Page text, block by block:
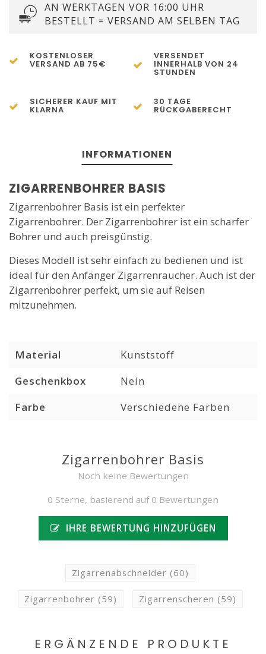
AN WERKTAGEN VOR 16:00 UHR
BESTELLT = VERSAND AM SELBEN TAG
KOSTENLOSER
VERSAND AB 75€
VERSENDET
INNERHALB VON 24
STUNDEN
SICHERER KAUF MIT
KLARNA
30 TAGE
RÜCKGABERECHT
INFORMATIONEN
ZIGARRENBOHRER BASIS
Zigarrenbohrer Basis ist ein perfekter
Zigarrenbohrer. Der Zigarrenbohrer ist ein scharfer
Bohrer und auch preisgünstig.
Dieses Modell ist sehr einfach zu bedienen und ist
ideal für den Anfänger Zigarrenraucher. Auch ist der
Zigarrenbohrer perfekt, um sie auf Reisen
mitzunehmen.
Material
Kunststoff
Geschenkbox
Nein
Farbe
Verschiedene Farben
Zigarrenbohrer Basis
Noch keine Bewertungen
0 Sterne, basierend auf 0 Bewertungen
IHRE BEWERTUNG HINZUFÜGEN
Zigarrenabschneider (60)
Zigarrenbohrer (59) Zigarrenscheren (59)
ERGÄNZENDE PRODUKTE